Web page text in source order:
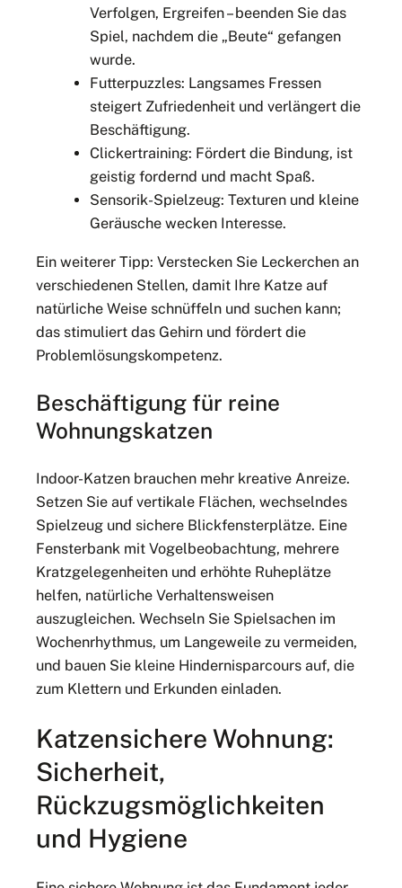
Verfolgen, Ergreifen – beenden Sie das
Spiel, nachdem die „Beute“ gefangen
wurde.
Futterpuzzles: Langsames Fressen
steigert Zufriedenheit und verlängert die
Beschäftigung.
Clickertraining: Fördert die Bindung, ist
geistig fordernd und macht Spaß.
Sensorik-Spielzeug: Texturen und kleine
Geräusche wecken Interesse.
Ein weiterer Tipp: Verstecken Sie Leckerchen an
verschiedenen Stellen, damit Ihre Katze auf
natürliche Weise schnüffeln und suchen kann;
das stimuliert das Gehirn und fördert die
Problemlösungskompetenz.
Beschäftigung für reine
Wohnungskatzen
Indoor-Katzen brauchen mehr kreative Anreize.
Setzen Sie auf vertikale Flächen, wechselndes
Spielzeug und sichere Blickfensterplätze. Eine
Fensterbank mit Vogelbeobachtung, mehrere
Kratzgelegenheiten und erhöhte Ruheplätze
helfen, natürliche Verhaltensweisen
auszugleichen. Wechseln Sie Spielsachen im
Wochenrhythmus, um Langeweile zu vermeiden,
und bauen Sie kleine Hindernisparcours auf, die
zum Klettern und Erkunden einladen.
Katzensichere Wohnung:
Sicherheit,
Rückzugsmöglichkeiten
und Hygiene